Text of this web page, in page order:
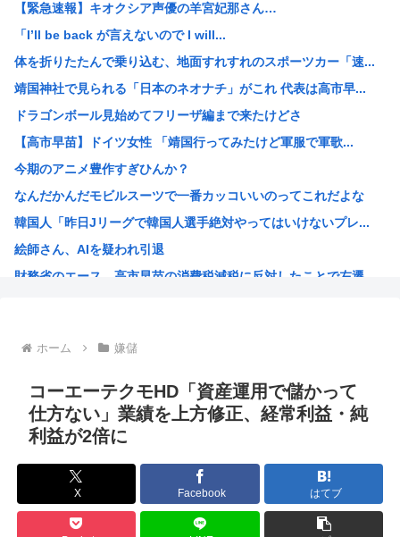
【悲報】八王子の夏祭り、衛生管理終わってた
【悲報】ショートスリーパー堀、誹謗中傷を受けて突然泣き出...
【放送事故】秋田県のオンライン会見、職員が『バスローブ姿...
台風15号｢チャンホン｣の進路なんやねんこれ
【悲報】「シャトレーゼ」とか言う店名、フランス人に馬鹿に...
琵琶湖三市同時花火大会、開催中止を発表 場所時刻不明・許...
高市早苗のニュース記事、コメント欄閉鎖…
【悲報】令和最新の浴衣、痴女呼ばわりされる
先日エアコンの効きが悪いと右往左往してた奴やが
【悲報】鬼滅があそこまでヒットしたのってやっぱ「ノイズ」...
【緊急速報】キオクシア声優の羊宮妃那さん…
「I’ll be back が言えないので I will...
体を折りたたんで乗り込む、地面すれすれのスポーツカー「速...
靖国神社で見られる「日本のネオナチ」がこれ 代表は高市早...
ドラゴンボール見始めてフリーザ編まで来たけどさ
【高市早苗】ドイツ女性 「靖国行ってみたけど軍服で軍歌...
今期のアニメ豊作すぎひんか？
なんだかんだモビルスーツで一番カッコいいのってこれだよな
韓国人「昨日Jリーグで韓国人選手絶対やってはいけないプレ...
絵師さん、AIを疑われ引退
財務省のエース、高市早苗の消費税減税に反対したことで左遷...
音楽生成AI「Suno」著作権侵害判決 人「人の曲を聴き...
海外「今年、夏の暑さが厳しい日本でこんなものが売れてるら...
海外「神アニメだわ」2026年夏アニメ海外人気ランキング...
ハンターハンター、メインヒロインがいない
韓国人「韓国のイメージ失墜は免れないのか？2011〜12...
進次郎「辺野古の事故ガー!」 記者「米兵がレ●プしました...
高市政権の消費税減税に反対している9人の自民党議員が全て...
ホーム 嫌儲
コーエーテクモHD「資産運用で儲かって
仕方ない」業績を上方修正、経常利益・純
利益が2倍に
X Facebook はてブ